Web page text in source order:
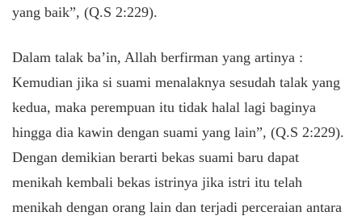
yang baik”, (Q.S 2:229).
Dalam talak ba’in, Allah berfirman yang artinya :
Kemudian jika si suami menalaknya sesudah talak yang
kedua, maka perempuan itu tidak halal lagi baginya
hingga dia kawin dengan suami yang lain”, (Q.S 2:229).
Dengan demikian berarti bekas suami baru dapat
menikah kembali bekas istrinya jika istri itu telah
menikah dengan orang lain dan terjadi perceraian antara